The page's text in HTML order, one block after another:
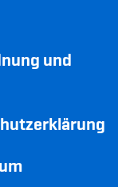
und